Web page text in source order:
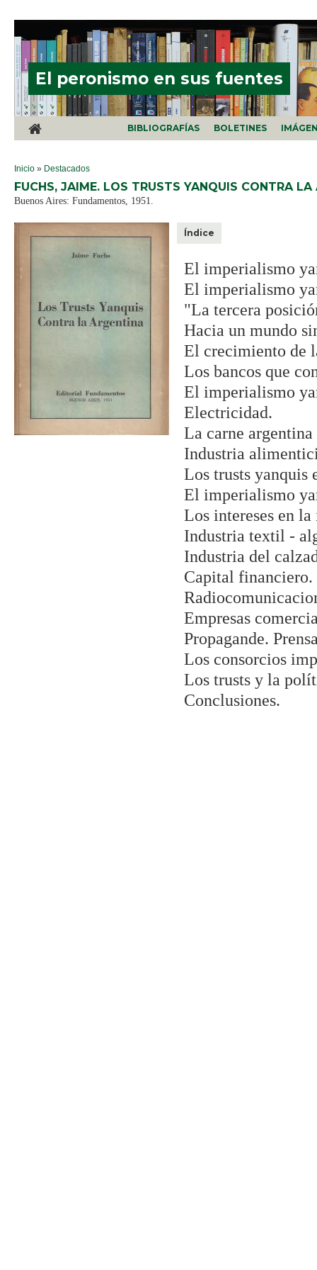
El peronismo en sus fuentes
BIBLIOGRAFÍAS BOLETINES
SE ENCUENTRA USTED AQUÍ
Inicio » Destacados
FUCHS, JAIME. LOS TRUSTS YANQUIS CONTRA LA
Buenos Aires: Fundamentos, 1951.
Índice
El imperialismo
El imperialismo
"La tercera
Hacia un mundo
El crecimiento de
Los bancos que
El imperialismo
Electricidad.
La carne
Industria
Los trusts yanquis
El imperialismo
Los intereses en
Industria textil -
Industria del
Capital financiero.
Empresas
Propagande.
Los consorcios
Los trusts y la
Conclusiones.